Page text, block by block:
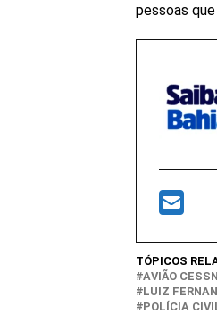
pessoas
TÓPICOS
AVIÃO
LUIZ
POLÍCIA